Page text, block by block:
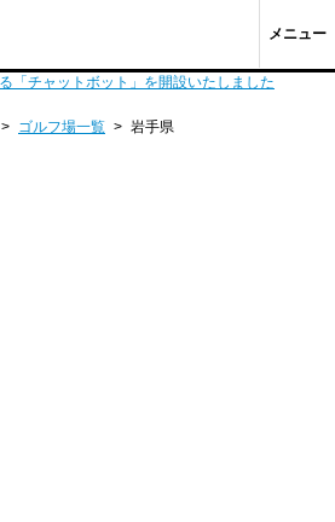
メニュー
「チャットボット」を開設いたしました
> ゴルフ場一覧 > 岩手県